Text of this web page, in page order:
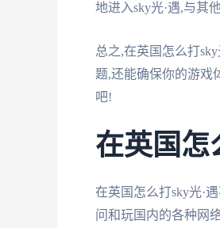
地进入sky光·遇,与其
总之,在英国怎么打
题,还能确保你的游戏
吧!
在英国怎
在英国怎么打sky光·
问和玩国内的各种网